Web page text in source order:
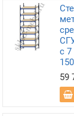
с
59